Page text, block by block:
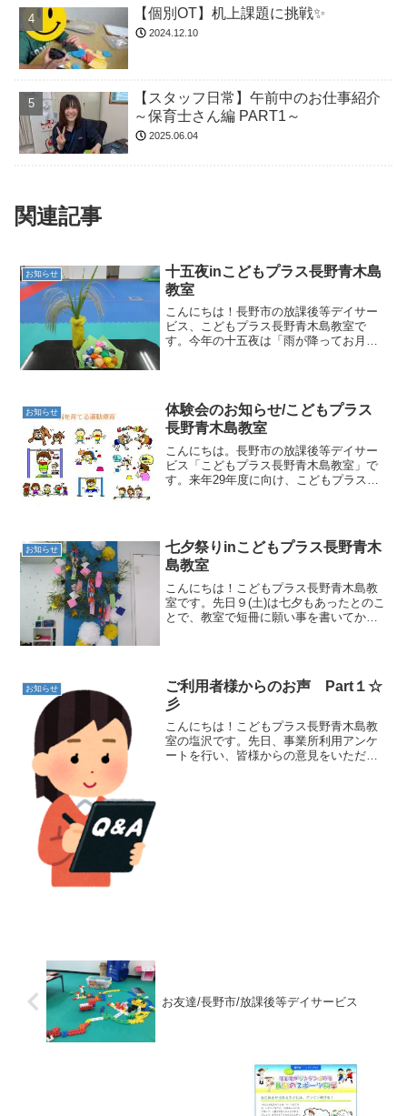
【個別OT】机上課題に挑戦✨
2024.12.10
【スタッフ日常】午前中のお仕事紹介
～保育士さん編 PART1～
2025.06.04
関連記事
お知らせ
十五夜inこどもプラス長野青木島
教室
こんにちは！長野市の放課後等デイサー
ビス、こどもプラス長野青木島教室で
す。今年の十五夜は「雨が降ってお月様
た＼(^o^)／まずは「十...
お知らせ
体験会のお知らせ/こどもプラス
長野青木島教室
こんにちは。長野市の放課後等デイサー
ビス「こどもプラス長野青木島教室」で
す。来年29年度に向け、こどもプラス長
ある方はお気軽にお越し...
お知らせ
七夕祭りinこどもプラス長野青木
島教室
こんにちは！こどもプラス長野青木島教
室です。先日９(土)は七夕もあったとのこ
とで、教室で短冊に願い事を書いてから
お知らせ
ご利用者様からのお声 Part１☆
彡
こんにちは！こどもプラス長野青木島教
室の塩沢です。先日、事業所利用アンケ
ートを行い、皆様からの意見をいただき
お友達/長野市/放課後等デイサービス